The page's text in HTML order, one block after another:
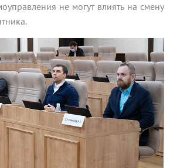
не могут влиять на смену